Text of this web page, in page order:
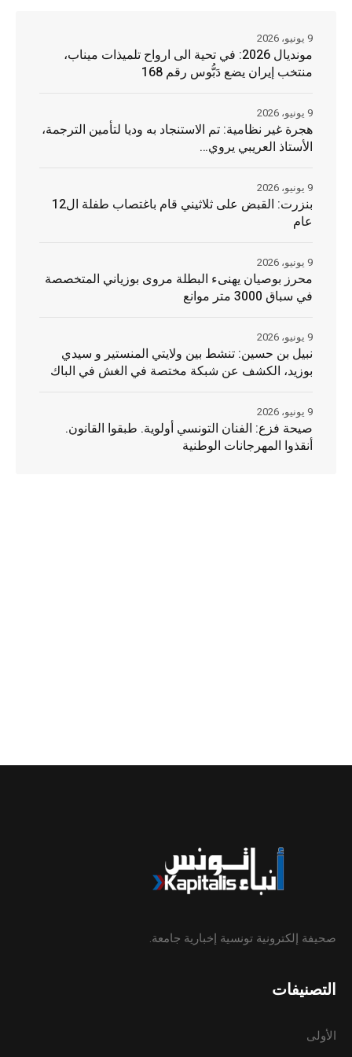
مونديال 2026: في تحية الى ارواح تلميذات ميناب،
منتخب إيران يضع دَبُّوس رقم 168
9 يونيو، 2026
هجرة غير نظامية: تم الاستنجاد به وديا لتأمين الترجمة،
الأستاذ العريبي يروي…
9 يونيو، 2026
بنزرت: القبض على ثلاثيني قام باغتصاب طفلة ال12
عام
9 يونيو، 2026
محرز بوصيان يهنىء البطلة مروى بوزياني المتخصصة
في سباق 3000 متر موانع
9 يونيو، 2026
نبيل بن حسين: تنشط بين ولايتي المنستير و سيدي
بوزيد، الكشف عن شبكة مختصة في الغش في الباك
9 يونيو، 2026
صيحة فزع: الفنان التونسي أولوية. طبقوا القانون.
أنقذوا المهرجانات الوطنية
9 يونيو، 2026
صحيفة إلكترونية تونسية إخبارية جامعة.
التصنيفات
الأولى